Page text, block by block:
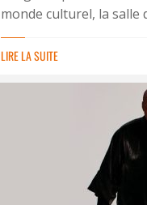
monde culturel, la salle
LIRE LA SUITE